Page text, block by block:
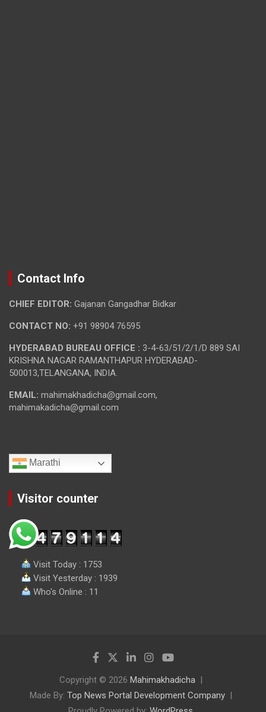
Contact Info
CHIEF EDITOR: Gajanan Gangadhar Bidkar
CONTACT NO: +91 98904 76595
HYDERABAD BUREAU OFFICE : 3-4-63/51/2/1/D 889 SAI
KRISHNA NAGAR RAMANTHAPUR HYDERABAD-
500013,TELANGANA, INDIA.
EMAIL: mahimakhadicha@gmail.com,
mahimakadicha@gmail.com
Marathi
Visitor counter
Visit Today : 1753
Visit Yesterday : 1939
Who's Online : 11
Copyright © 2026 Mahimakhadicha
Made By: Top News Portal Development Company